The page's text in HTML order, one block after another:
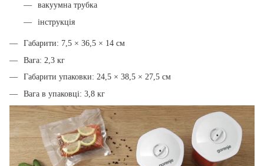
вакуумна трубка
інструкція
Габарити: 7,5 × 36,5 × 14 см
Вага: 2,3 кг
Габарити упаковки: 24,5 × 38,5 × 27,5 см
Вага в упаковці: 3,8 кг